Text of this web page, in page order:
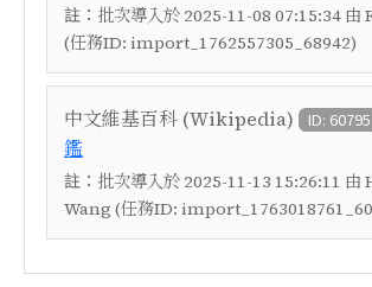
註： 批次導入於 2025-11-08 07:15:34
(任務ID: import_1762557305_68942)
中文維基百科 (Wikipedia) ID: 60795
鑑
註： 批次導入於 2025-11-13 15:26:11
Wang (任務ID: